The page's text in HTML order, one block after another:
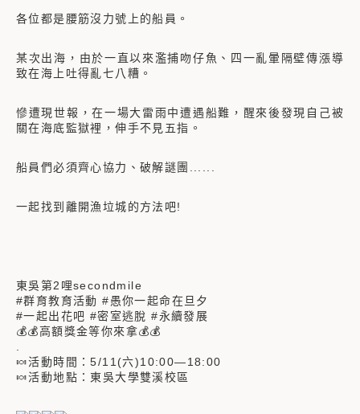
各位都是腰筋沒力號上的船員。
某次出海，由於一直以來濫捕吻仔魚、四一亂暈隔壁傳漲導
致在海上吐得亂七八糟。
慘遭現世報，在一場大雷雨中遭遇船難，醒來後發現自己被
關在海底監獄裡，伸手不見五指。
船員們必須齊心協力、破解謎團......
一起找到離開漁垃城的方法吧!
東吳第2哩secondmile
#群育教育活動 #愚你一起命在旦夕
#一起出花吧 #密室逃脫 #永續發展
💰💰高額獎金等你來拿💰💰
🍬活動時間：5/11(六)10:00—18:00
🍬活動地點：東吳大學雙溪校區